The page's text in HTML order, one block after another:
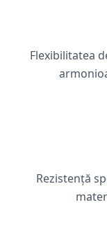
Flexibilitatea
Rezistență